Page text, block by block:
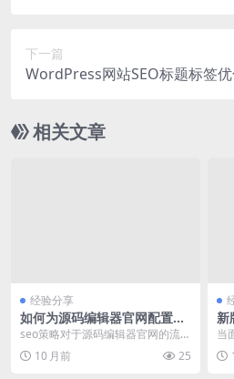
下一篇
WordPress网站SEO标题标签
相关文章
经验分享
如何为源码编辑器官网配置高
效的SEO策略
seo策略对于源码编辑器官网的流量
获取至关重要。本文将基于官方Ch
angelog...
10 月前 25
新
与
当
业
数